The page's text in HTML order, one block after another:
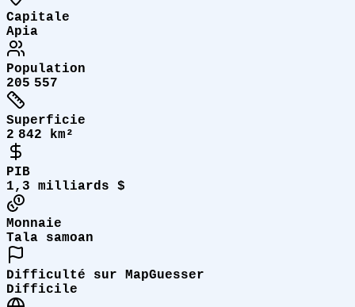
Capitale
Apia
Population
205 557
Superficie
2 842 km²
PIB
1,3 milliards $
Monnaie
Tala samoan
Difficulté sur MapGuesser
Difficile